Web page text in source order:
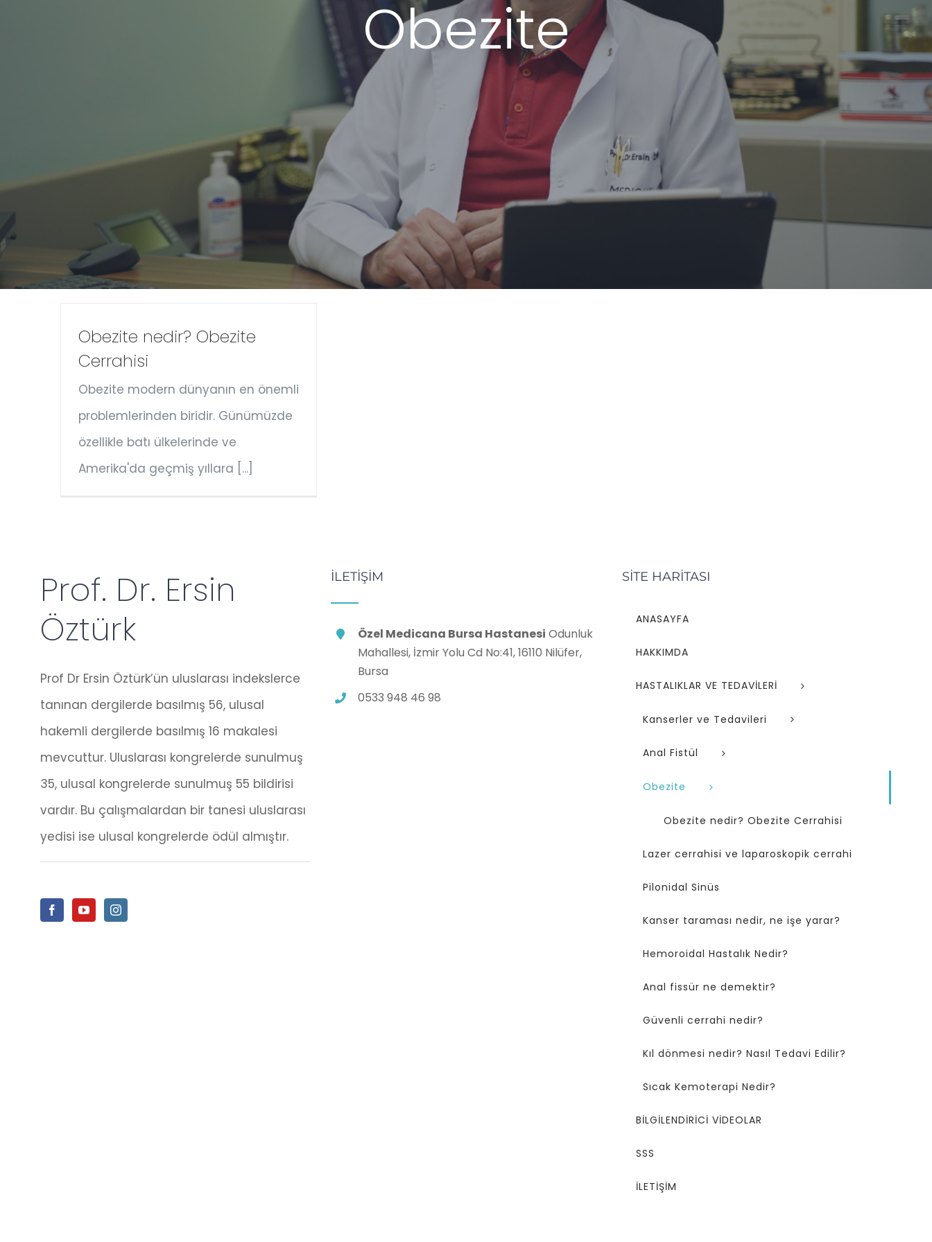
Obezite
Obezite nedir? Obezite
Cerrahisi
Obezite modern dünyanın en önemli
problemlerinden biridir. Günümüzde
özellikle batı ülkelerinde ve
Amerika'da geçmiş yıllara [...]
Prof. Dr. Ersin
Öztürk
Prof Dr Ersin Öztürk’ün uluslarası indekslerce
tanınan dergilerde basılmış 56, ulusal
hakemli dergilerde basılmış 16 makalesi
mevcuttur. Uluslarası kongrelerde sunulmuş
35, ulusal kongrelerde sunulmuş 55 bildirisi
vardır. Bu çalışmalardan bir tanesi uluslarası
yedisi ise ulusal kongrelerde ödül almıştır.
İLETİŞİM
Özel Medicana Bursa Hastanesi Odunluk
Mahallesi, İzmir Yolu Cd No:41, 16110 Nilüfer,
Bursa
0533 948 46 98
SİTE HARİTASI
ANASAYFA
HAKKIMDA
HASTALIKLAR VE TEDAVİLERİ
Kanserler ve Tedavileri
Anal Fistül
Obezite
Obezite nedir? Obezite Cerrahisi
Lazer cerrahisi ve laparoskopik cerrahi
Pilonidal Sinüs
Kanser taraması nedir, ne işe yarar?
Hemoroidal Hastalık Nedir?
Anal fissür ne demektir?
Güvenli cerrahi nedir?
Kıl dönmesi nedir? Nasıl Tedavi Edilir?
Sıcak Kemoterapi Nedir?
BİLGİLENDİRİCİ VİDEOLAR
SSS
İLETİŞİM